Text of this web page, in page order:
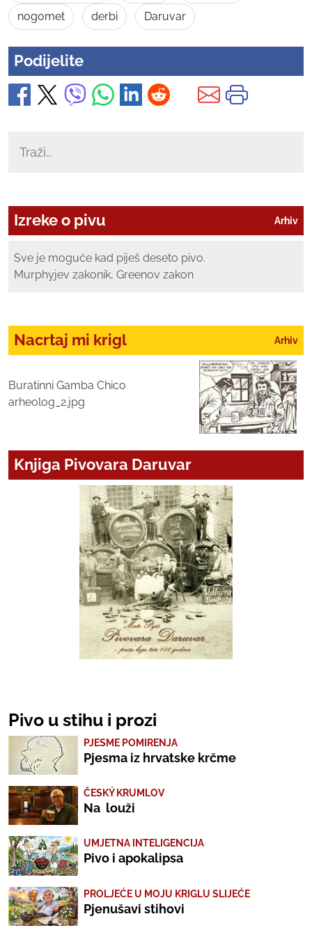
nogomet derbi Daruvar
Podijelite
Arhiv
Izreke o pivu
Sve je moguće kad piješ deseto pivo.
Murphyjev zakonik, Greenov zakon
Arhiv
Nacrtaj mi krigl
Buratinni Gamba Chico
arheolog_2.jpg
Knjiga Pivovara Daruvar
Pivo u stihu i prozi
PJESME POMIRENJA
Pjesma iz hrvatske krčme
ČESKÝ KRUMLOV
Na louži
UMJETNA INTELIGENCIJA
Pivo i apokalipsa
PROLJEĆE U MOJU KRIGLU SLIJEĆE
Pjenušavi stihovi